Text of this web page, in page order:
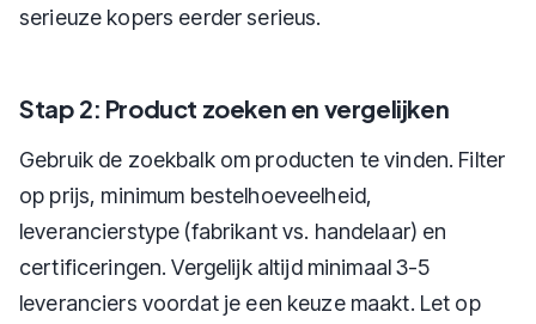
serieuze kopers eerder serieus.
Stap 2: Product zoeken en vergelijken
Gebruik de zoekbalk om producten te vinden. Filter
op prijs, minimum bestelhoeveelheid,
leverancierstype (fabrikant vs. handelaar) en
certificeringen. Vergelijk altijd minimaal 3-5
leveranciers voordat je een keuze maakt. Let op